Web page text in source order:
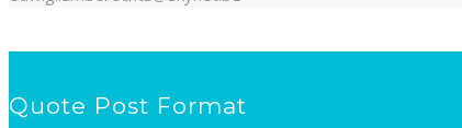
Quote Post Format